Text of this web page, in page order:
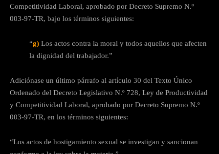
Competitividad Laboral, aprobado por Decreto Supremo N.º
003-97-TR, bajo los términos siguientes:
“g) Los actos contra la moral y todos aquellos que afecten
la dignidad del trabajador.”
Adiciónase un último párrafo al artículo 30 del Texto Único
Ordenado del Decreto Legislativo N.º 728, Ley de Productividad
y Competitividad Laboral, aprobado por Decreto Supremo N.º
003-97-TR, en los términos siguientes:
“Los actos de hostigamiento sexual se investigan y sancionan